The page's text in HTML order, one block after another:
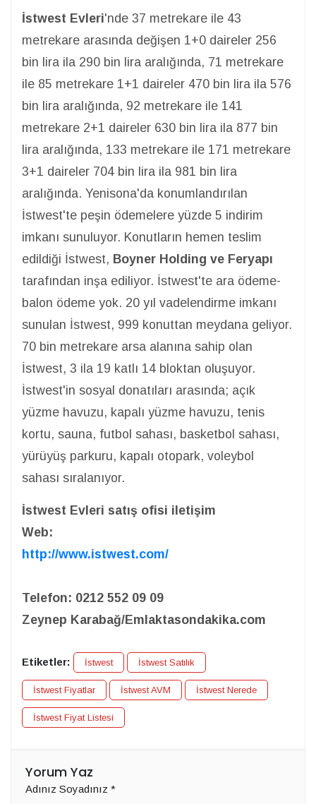
İstwest Evleri'nde 37 metrekare ile 43
metrekare arasında değişen 1+0 daireler 256
bin lira ila 290 bin lira aralığında, 71 metrekare
ile 85 metrekare 1+1 daireler 470 bin lira ila 576
bin lira aralığında, 92 metrekare ile 141
metrekare 2+1 daireler 630 bin lira ila 877 bin
lira aralığında, 133 metrekare ile 171 metrekare
3+1 daireler 704 bin lira ila 981 bin lira
aralığında. Yenisona'da konumlandırılan
İstwest'te peşin ödemelere yüzde 5 indirim
imkanı sunuluyor. Konutların hemen teslim
edildiği İstwest, Boyner Holding ve Feryapı
tarafından inşa ediliyor. İstwest'te ara ödeme-
balon ödeme yok. 20 yıl vadelendirme imkanı
sunulan İstwest, 999 konuttan meydana geliyor.
70 bin metrekare arsa alanına sahip olan
İstwest, 3 ila 19 katlı 14 bloktan oluşuyor.
İstwest'in sosyal donatıları arasında; açık
yüzme havuzu, kapalı yüzme havuzu, tenis
kortu, sauna, futbol sahası, basketbol sahası,
yürüyüş parkuru, kapalı otopark, voleybol
sahası sıralanıyor.
İstwest Evleri satış ofisi iletişim
Web:
http://www.istwest.com/
Telefon: 0212 552 09 09
Zeynep Karabağ/Emlaktasondakika.com
Etiketler: İstwest İstwest Satılık
İstwest Fiyatlar İstwest AVM İstwest Nerede
İstwest Fiyat Listesi
Yorum Yaz
Adınız Soyadınız *